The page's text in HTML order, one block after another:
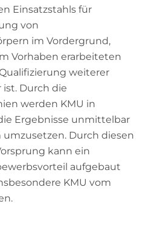
Einsatzstahls für
von
im Vordergrund,
Vorhaben erarbeiteten
weiterer
ist. Durch die
werden KMU in
Ergebnisse unmittelbar
Durch diesen
kann ein
aufgebaut
KMU vom